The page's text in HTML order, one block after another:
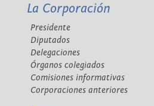
La Corporación
Presidente
Diputados
Delegaciones
Órganos colegiados
Comisiones informativas
Corporaciones anteriores